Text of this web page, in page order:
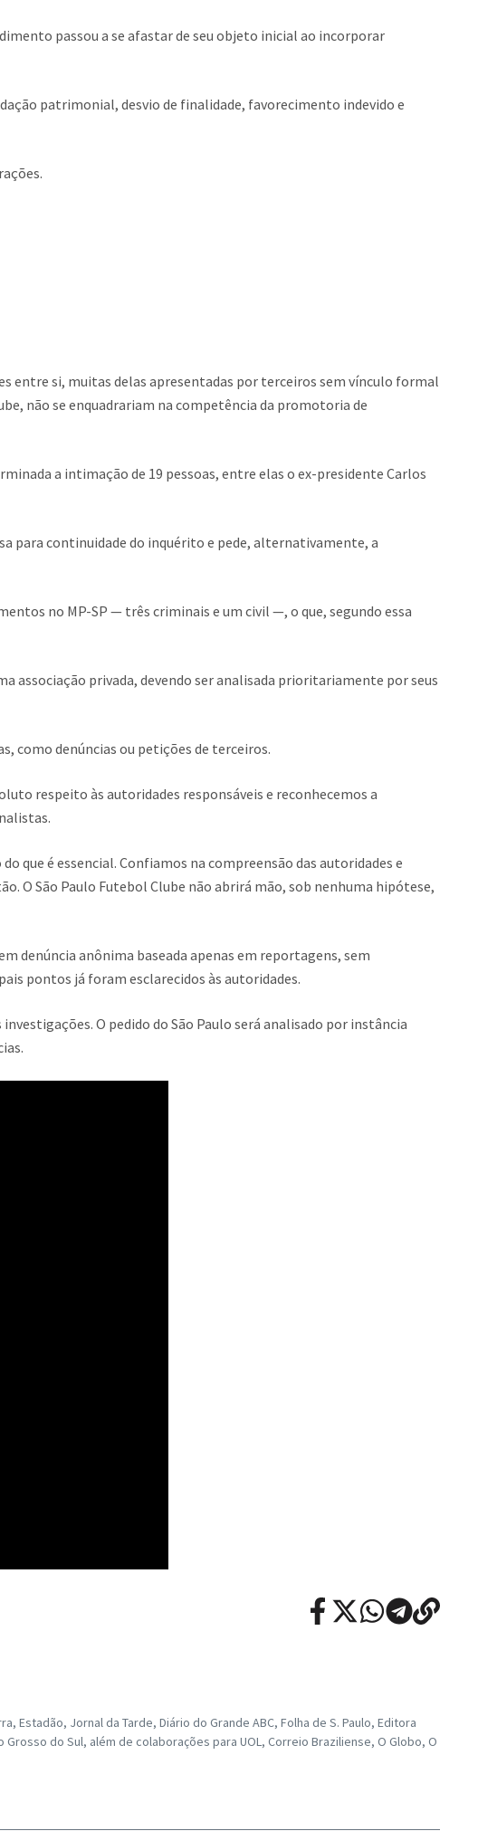
passou a se afastar de seu objeto inicial ao incorporar
patrimonial, desvio de finalidade, favorecimento indevido e
entre si, muitas delas apresentadas por terceiros sem vínculo formal
não se enquadrariam na competência da promotoria de
a intimação de 19 pessoas, entre elas o ex-presidente Carlos
para continuidade do inquérito e pede, alternativamente, a
no MP-SP — três criminais e um civil —, o que, segundo essa
associação privada, devendo ser analisada prioritariamente por seus
como denúncias ou petições de terceiros.
respeito às autoridades responsáveis e reconhecemos a
que é essencial. Confiamos na compreensão das autoridades e
O São Paulo Futebol Clube não abrirá mão, sob nenhuma hipótese,
denúncia anônima baseada apenas em reportagens, sem
pontos já foram esclarecidos às autoridades.
O pedido do São Paulo será analisado por instância
Estadão, Jornal da Tarde, Diário do Grande ABC, Folha de S. Paulo, Editora
do Sul, além de colaborações para UOL, Correio Braziliense, O Globo, O